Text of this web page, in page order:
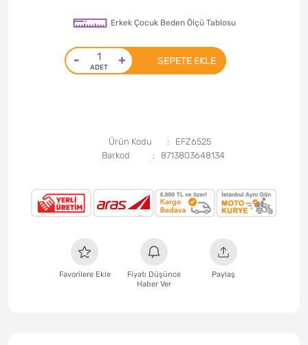
Erkek Çocuk Beden Ölçü Tablosu
- + SEPETE EKLE
Ürün Kodu
EFZ6525
Barkod
8713803648134
Favorilere Ekle
Fiyatı Düşünce
Haber Ver
Paylaş